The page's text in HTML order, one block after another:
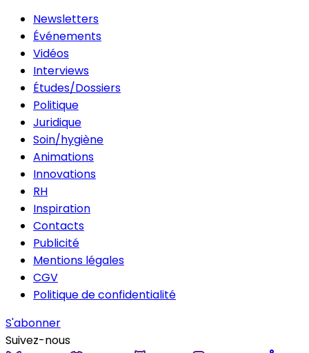
Newsletters
Événements
Vidéos
Interviews
Études/Dossiers
Politique
Juridique
Soin/hygiène
Animations
Innovations
RH
Inspiration
Contacts
Publicité
Mentions légales
CGV
Politique de confidentialité
S'abonner
Suivez-nous